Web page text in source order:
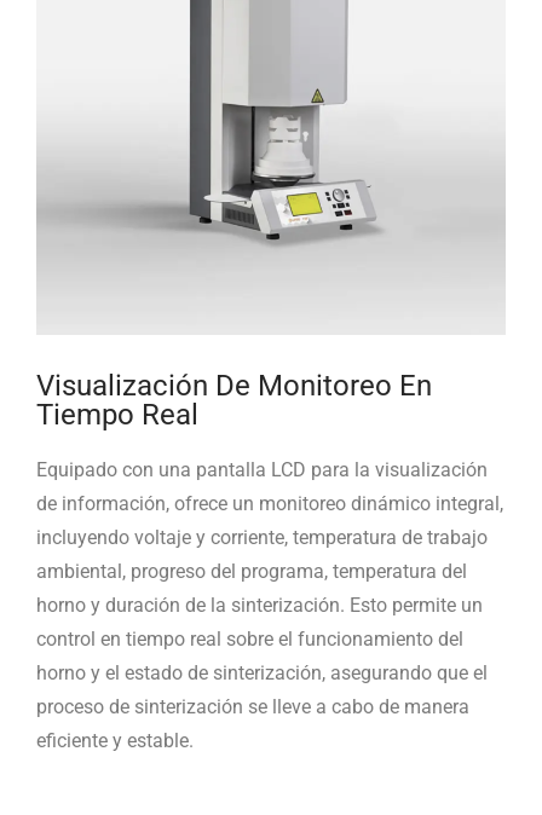
Visualización De Monitoreo En
Tiempo Real
Equipado con una pantalla LCD para la visualización
de información, ofrece un monitoreo dinámico integral,
incluyendo voltaje y corriente, temperatura de trabajo
ambiental, progreso del programa, temperatura del
horno y duración de la sinterización. Esto permite un
control en tiempo real sobre el funcionamiento del
horno y el estado de sinterización, asegurando que el
proceso de sinterización se lleve a cabo de manera
eficiente y estable.